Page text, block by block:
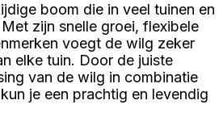
boom die in veel tuinen en
zijn snelle groei, flexibele
voegt de wilg zeker
elke tuin. Door de juiste
van de wilg in combinatie
je een prachtig en levendig